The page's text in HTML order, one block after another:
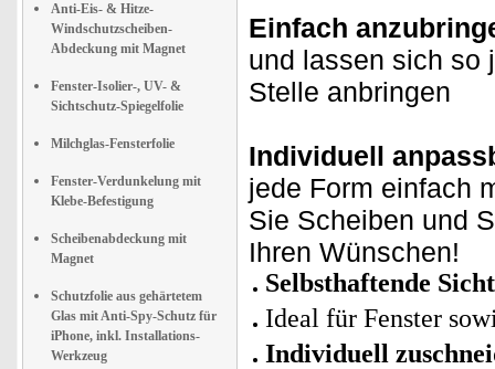
Anti-Eis- & Hitze-
Windschutzscheiben-
Abdeckung mit Magnet
Fenster-Isolier-, UV- &
Sichtschutz-Spiegelfolie
Milchglas-Fensterfolie
Fenster-Verdunkelung mit
Klebe-Befestigung
Scheibenabdeckung mit
Magnet
Schutzfolie aus gehärtetem
Glas mit Anti-Spy-Schutz für
iPhone, inkl. Installations-
Werkzeug
Einfach
und lassen sich so
Stelle anbringen
Individuell
jede Form einfach
Sie Scheiben und
Ihren Wünschen!
Selbsthaftende
Ideal für Fenster
Individuell